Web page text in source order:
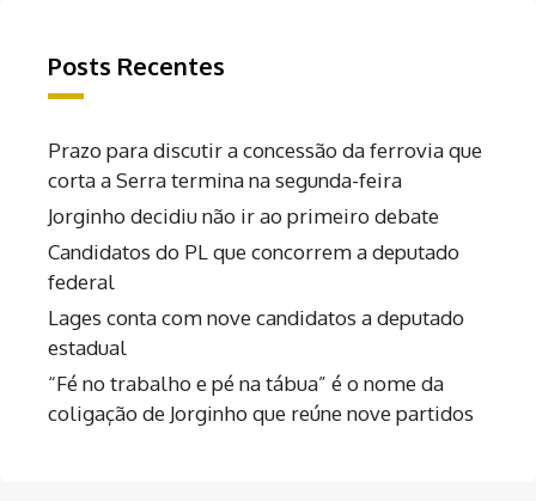
Posts Recentes
Prazo para discutir a concessão da ferrovia que
corta a Serra termina na segunda-feira
Jorginho decidiu não ir ao primeiro debate
Candidatos do PL que concorrem a deputado
federal
Lages conta com nove candidatos a deputado
estadual
“Fé no trabalho e pé na tábua” é o nome da
coligação de Jorginho que reúne nove partidos